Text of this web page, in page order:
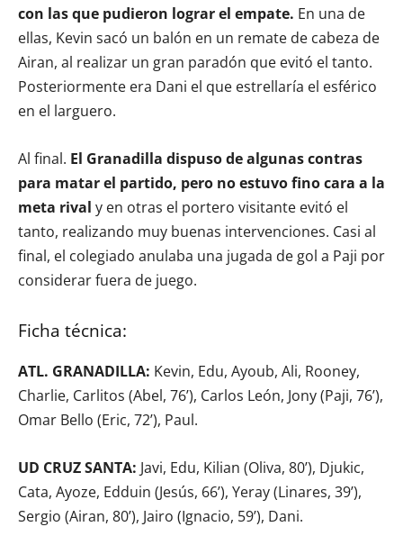
con las que pudieron lograr el empate. En una de
ellas, Kevin sacó un balón en un remate de cabeza de
Airan, al realizar un gran paradón que evitó el tanto.
Posteriormente era Dani el que estrellaría el esférico
en el larguero.
Al final. El Granadilla dispuso de algunas contras
para matar el partido, pero no estuvo fino cara a la
meta rival y en otras el portero visitante evitó el
tanto, realizando muy buenas intervenciones. Casi al
final, el colegiado anulaba una jugada de gol a Paji por
considerar fuera de juego.
Ficha técnica:
ATL. GRANADILLA: Kevin, Edu, Ayoub, Ali, Rooney,
Charlie, Carlitos (Abel, 76’), Carlos León, Jony (Paji, 76’),
Omar Bello (Eric, 72’), Paul.
UD CRUZ SANTA: Javi, Edu, Kilian (Oliva, 80’), Djukic,
Cata, Ayoze, Edduin (Jesús, 66’), Yeray (Linares, 39’),
Sergio (Airan, 80’), Jairo (Ignacio, 59’), Dani.